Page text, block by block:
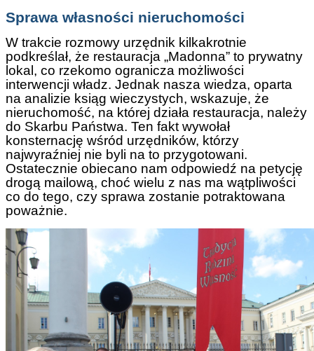
Sprawa własności nieruchomości
W trakcie rozmowy urzędnik kilkakrotnie
podkreślał, że restauracja „Madonna” to prywatny
lokal, co rzekomo ogranicza możliwości
interwencji władz. Jednak nasza wiedza, oparta
na analizie ksiąg wieczystych, wskazuje, że
nieruchomość, na której działa restauracja, należy
do Skarbu Państwa. Ten fakt wywołał
konsternację wśród urzędników, którzy
najwyraźniej nie byli na to przygotowani.
Ostatecznie obiecano nam odpowiedź na petycję
drogą mailową, choć wielu z nas ma wątpliwości
co do tego, czy sprawa zostanie potraktowana
poważnie.